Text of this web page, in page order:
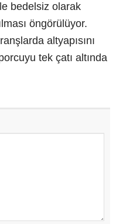
bedelsiz olarak
öngörülüyor.
altyapısını
tek çatı altında